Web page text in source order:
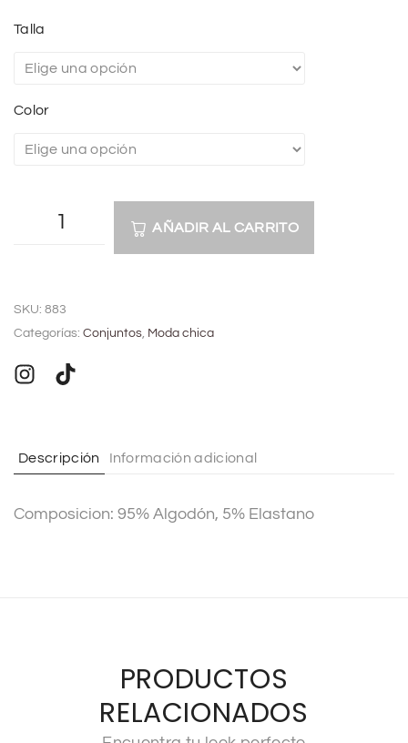
Talla
Color
AÑADIR AL CARRITO
t
r
i
e
SKU: 883
Categorías: Conjuntos, Moda chica
Descripción Información adicional
Composicion: 95% Algodón, 5% Elastano
PRODUCTOS
RELACIONADOS